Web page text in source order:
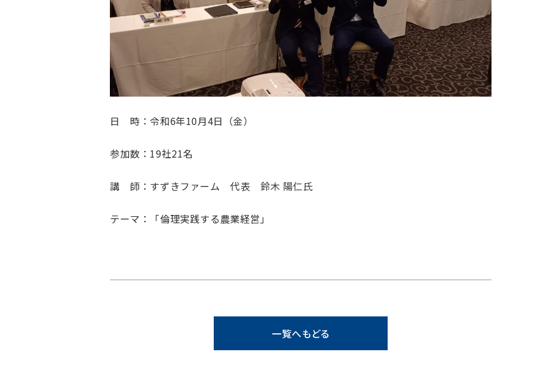
日 時：令和6年10月4日（金）
参加数：19社21名
講 師：すずきファーム 代表 鈴木 陽仁氏
テーマ：「倫理実践する農業経営」
一覧へもどる